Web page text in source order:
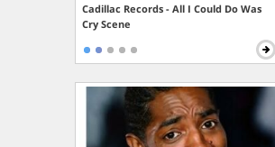
Cadillac Records - All I Could Do Was
Cry Scene